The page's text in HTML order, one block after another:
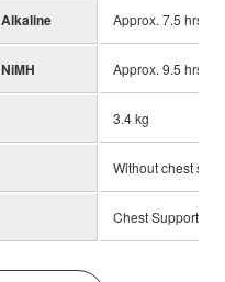
Alkaline Approx. 7.5 hrs
NiMH Approx. 9.5 hrs
3.4 kg
Without chest
Chest Support,